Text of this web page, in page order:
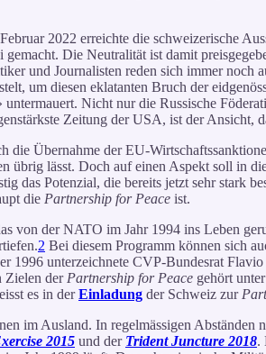
2022 erreichte die schweizerische
Die Neutralität ist damit
und Journalisten reden sich immer noch
um diesen eklatanten Bruch der
untermauert. Nicht nur die Russische
Zeitung der USA, ist der Ansicht,
Übernahme der EU-
übrig lässt. Doch auf einen Aspekt soll in
das Potenzial, die bereits jetzt sehr stark
die Partnership for Peace ist.
von der NATO im Jahr 1994 ins Leben
2 Bei diesem Programm können sich
1996 unterzeichnete CVP-Bundesrat
Zielen der Partnership for Peace gehört
es in derEinladung der Schweiz zur
im Ausland. In regelmässigen Abständen
2015 und der Trident Juncture 2018.